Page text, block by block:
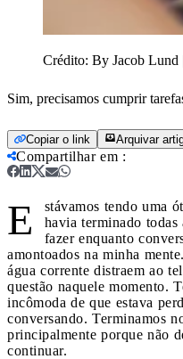
Crédito: By Jacob Lund
Sim, precisamos cumprir
Copiar o link Arquivar
Compartilhar em :
E
stávamos tendo uma
havia terminado todas
fazer enquanto
amontoados na minha
água corrente distraem ao
questão naquele momento.
incômoda de que estava
conversando. Terminamos
principalmente porque não
continuar.